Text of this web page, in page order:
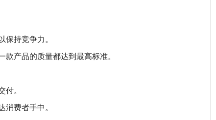
保持竞争力。
产品的质量都达到最高标准。
付。
消费者手中。